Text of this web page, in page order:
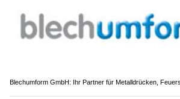
Blechumform GmbH: Ihr Partner für Metalldrücken,